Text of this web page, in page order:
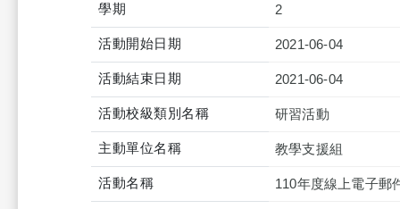
學期 2
活動開始日期 2021-06-04
活動結束日期 2021-06-04
活動校級類別名稱 研習活動
主動單位名稱 教學支援組
活動名稱 110年度線上電子郵